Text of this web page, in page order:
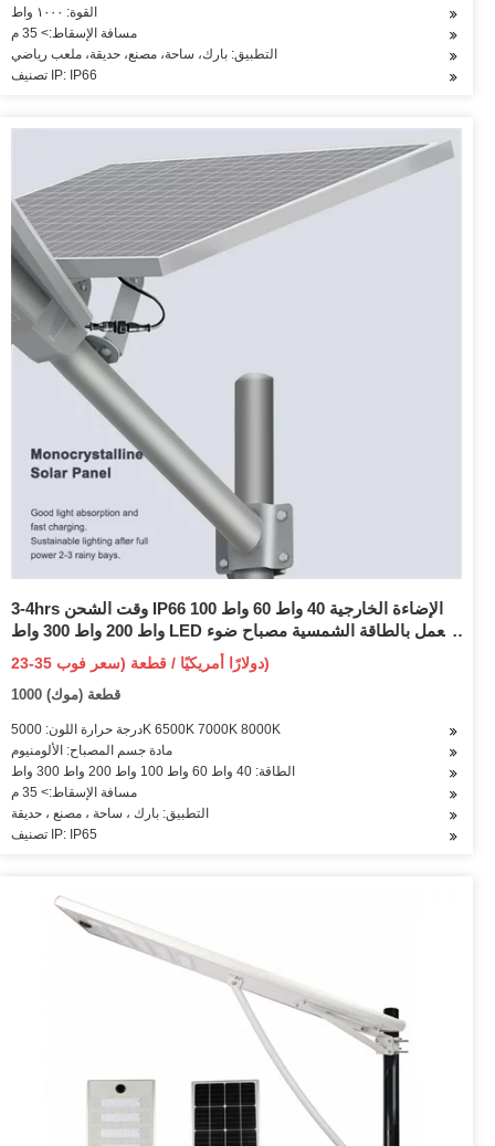
القوة: ١٠٠٠ واط
مسافة الإسقاط:> 35 م
التطبيق: بارك، ساحة، مصنع، حديقة، ملعب رياضي
تصنيف IP: IP66
3-4hrs وقت الشحن IP66 الإضاءة الخارجية 40 واط 60 واط 100
واط 200 واط 300 واط LED تعمل بالطاقة الشمسية مصباح ضوء
23-35 دولارًا أمريكيًا / قطعة (سعر فوب)
1000 قطعة (موك)
درجة حرارة اللون: 5000K 6500K 7000K 8000K
مادة جسم المصباح: الألومنيوم
الطاقة: 40 واط 60 واط 100 واط 200 واط 300 واط
مسافة الإسقاط:> 35 م
التطبيق: بارك ، ساحة ، مصنع ، حديقة
تصنيف IP: IP65